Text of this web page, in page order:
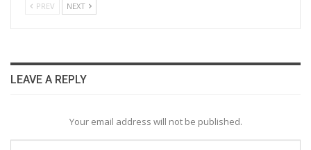
PREV NEXT
LEAVE A REPLY
Your email address will not be published.